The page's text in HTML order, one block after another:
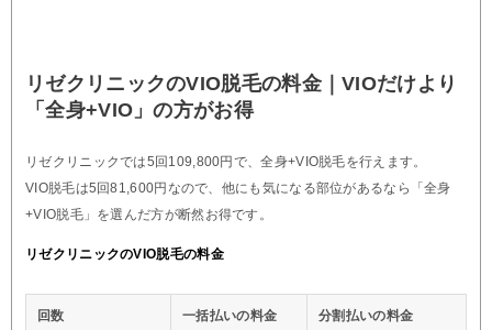
リゼクリニックのVIO脱毛の料金｜VIOだけより
「全身+VIO」の方がお得
リゼクリニックでは5回109,800円で、全身+VIO脱毛を行えます。
VIO脱毛は5回81,600円なので、他にも気になる部位があるなら「全身
+VIO脱毛」を選んだ方が断然お得です。
リゼクリニックのVIO脱毛の料金
回数 一括払いの料金 分割払いの料金